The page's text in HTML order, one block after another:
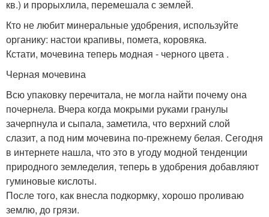
кв.) и прорыхлила, перемешала с землей.
Кто не любит минеральные удобрения, используйте
органику: настои крапивы, помета, коровяка.
Кстати, мочевина теперь модная - черного цвета .
Черная мочевина
Всю упаковку перечитала, не могла найти почему она
почернела. Вчера когда мокрыми руками гранулы
зачерпнула и сыпала, заметила, что верхний слой
слазит, а под ним мочевина по-прежнему белая. Сегодня
в интернете нашла, что это в угоду модной тенденции
природного земледелия, теперь в удобрения добавляют
гуминовые кислоты.
После того, как внесла подкормку, хорошо проливаю
землю, до грязи.